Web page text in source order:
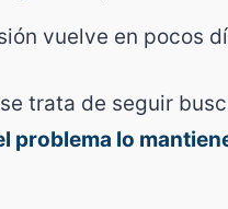
vuelve en pocos
trata de seguir
problema lo